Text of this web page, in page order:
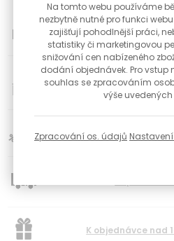
možnost
Poctivé české
dílnou již
Slevy pro registravné
K objednávce nad
Na tomto webu používáme
nezbytně nutné pro funkci
zajišťují pohodlnější práci,
statistiky či marketingovou
snižování cen nabízeného
dodání objednávek. Pro vstup
souhlas se zpracováním
výše
Zpracování os. údajů